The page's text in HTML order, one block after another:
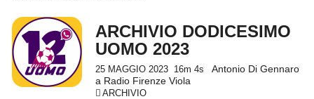
ARCHIVIO DODICESIMO
UOMO 2023
25 MAGGIO 2023 16m 4s
Antonio Di Gennaro
a Radio Firenze Viola
ARCHIVIO